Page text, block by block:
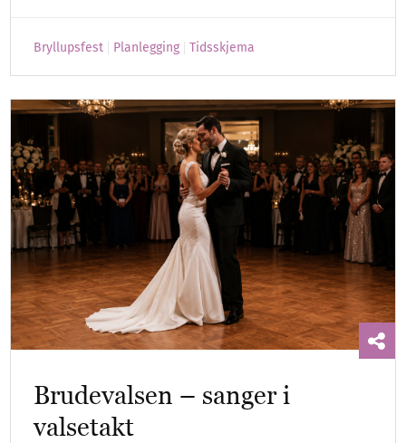
Bryllupsfest Planlegging Tidsskjema
Brudevalsen – sanger i
valsetakt